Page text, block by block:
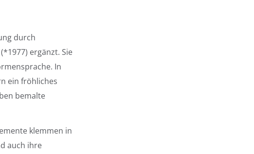
durch
ergänzt. Sie
In
ein fröhliches
bemalte
klemmen in
auch ihre